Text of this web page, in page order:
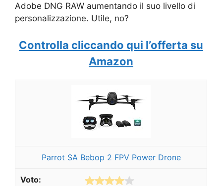
Adobe DNG RAW aumentando il suo livello di
personalizzazione. Utile, no?
Controlla cliccando qui l’offerta su
Amazon
Parrot SA Bebop 2 FPV Power Drone